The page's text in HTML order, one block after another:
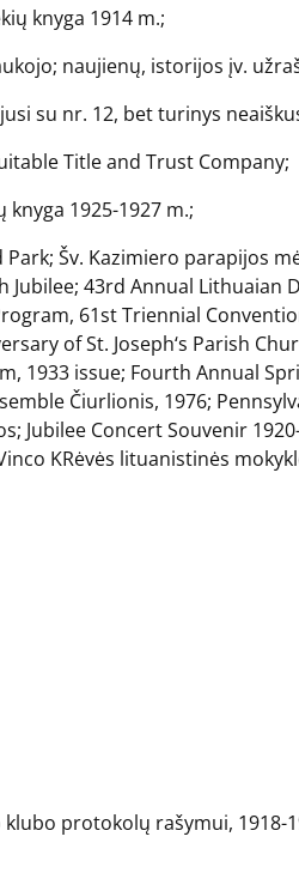
knyga 1914 m.;
naujienų, istorijos įv.
su nr. 12, bet turinys
Title and Trust Company;
1925-1927 m.;
Šv. Kazimiero parapijos
Jubilee; 43rd Annual Lithuaian
61st Triennial
of St. Joseph‘s Parish
issue; Fourth Annual
Čiurlionis, 1976;
Jubilee Concert Souvenir
KRėvės lituanistinės
klubo protokolų rašymui, 1918-